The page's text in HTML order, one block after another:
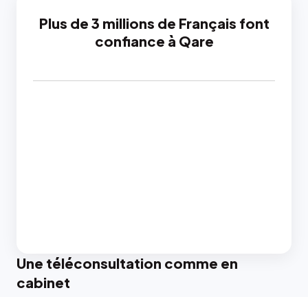
Plus de 3 millions de Français font
confiance à Qare
Une téléconsultation comme en
cabinet